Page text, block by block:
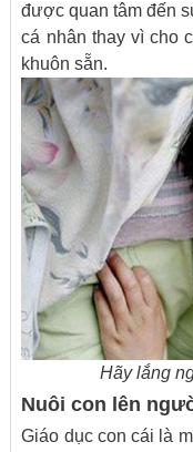
được quan tâm đến
cá nhân thay vì cho
khuôn sẵn.
Hãy lắng
Nuôi con lên
Giáo dục con cái là